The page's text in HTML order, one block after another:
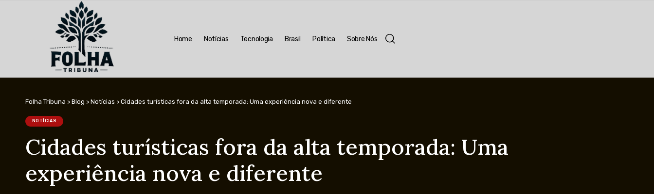
Home Notícias Tecnologia Brasil Política Sobre Nós
Folha Tribuna > Blog > Notícias > Cidades turísticas fora da alta temporada: Uma experiência nova e diferente
NOTÍCIAS
Cidades turísticas fora da alta temporada: Uma
experiência nova e diferente